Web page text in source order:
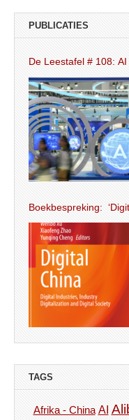
PUBLICATIES
De
Boekbespreking:
TAGS
Afrika - China AI